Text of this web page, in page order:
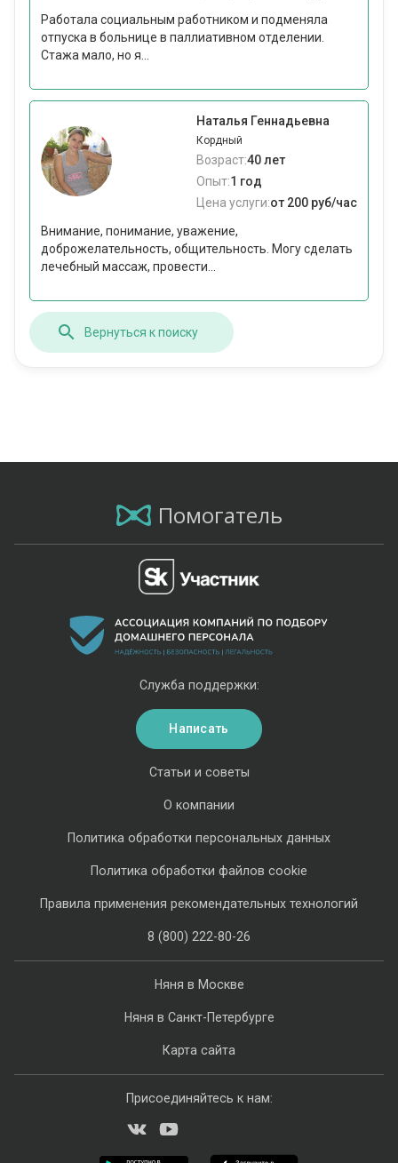
Работала социальным работником и подменяла
отпуска в больнице в паллиативном отделении.
Стажа мало, но я...
Наталья Геннадьевна
Кордный
Возраст:40 лет
Опыт:1 год
Цена услуги:от 200 руб/час
Внимание, понимание, уважение,
доброжелательность, общительность. Могу сделать
лечебный массаж, провести...
Вернуться к поиску
Помогатель
Няня в Москве
Няня в Санкт-Петербурге
Карта сайта
Статьи и советы
О компании
Политика обработки персональных данных
Политика обработки файлов cookie
Правила применения рекомендательных технологий
8 (800) 222-80-26
Служба поддержки:
Написать
Присоединяйтесь к нам: